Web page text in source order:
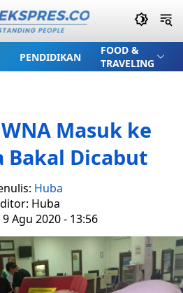
PENDIDIKAN
FOOD &
TRAVELING
Masuk ke
Bakal Dicabut
Huba
Huba
Agu 2020 - 13:56